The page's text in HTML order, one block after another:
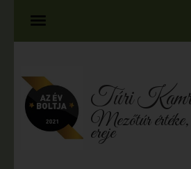
Túri
Mezőtúr értéke,
ereje